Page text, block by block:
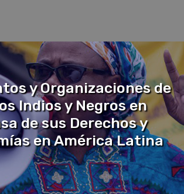
y Organizaciones de
Indios y Negros en
de sus Derechos y
en América Latina